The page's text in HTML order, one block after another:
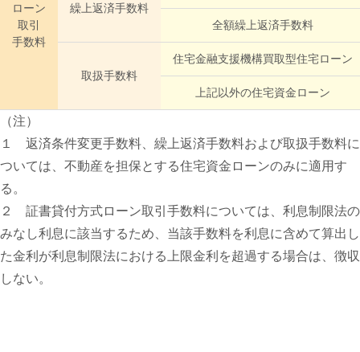
ローン
取引
手数料
繰上返済手数料
全額繰上返済手数料
取扱手数料
住宅金融支援機構買取型住宅ローン
上記以外の住宅資金ローン
（注）
１ 返済条件変更手数料、繰上返済手数料および取扱手数料に
ついては、不動産を担保とする住宅資金ローンのみに適用す
る。
２ 証書貸付方式ローン取引手数料については、利息制限法の
みなし利息に該当するため、当該手数料を利息に含めて算出し
た金利が利息制限法における上限金利を超過する場合は、徴収
しない。